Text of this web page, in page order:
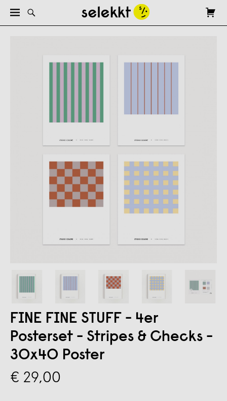
FINE FINE STUFF - 4er
Posterset - Stripes & Checks -
30x40 Poster
€ 29,00